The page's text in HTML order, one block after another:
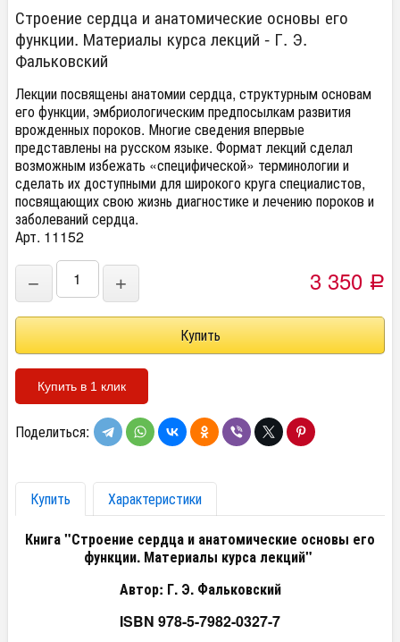
Строение сердца и анатомические основы его
функции. Материалы курса лекций - Г. Э.
Фальковский
Лекции посвящены анатомии сердца, структурным основам
его функции, эмбриологическим предпосылкам развития
врожденных пороков. Многие сведения впервые
представлены на русском языке. Формат лекций сделал
возможным избежать «специфической» терминологии и
сделать их доступными для широкого круга специалистов,
посвящающих свою жизнь диагностике и лечению пороков и
заболеваний сердца.
Арт. 11152
− + 3 350 Р
Купить в 1 клик
Поделиться:
Купить
Характеристики
Книга "Строение сердца и анатомические основы его
функции. Материалы курса лекций"
Автор: Г. Э. Фальковский
ISBN 978-5-7982-0327-7